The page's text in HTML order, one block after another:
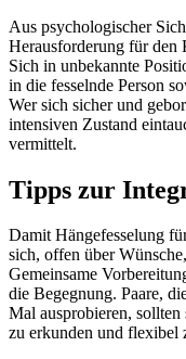
Aus psychologischer
Herausforderung für den
Sich in unbekannte
in die fesselnde Person
Wer sich sicher und
intensiven Zustand
vermittelt.
Tipps zur
Damit Hängefesselung
sich, offen über
Gemeinsame
die Begegnung. Paare,
Mal ausprobieren,
zu erkunden und flexibel